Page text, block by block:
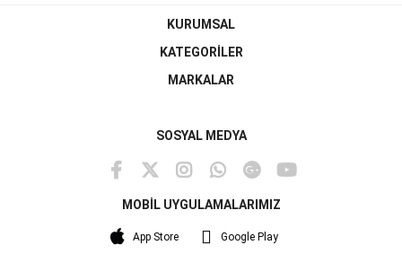
KURUMSAL
KATEGORİLER
MARKALAR
SOSYAL MEDYA
MOBİL UYGULAMALARIMIZ
App Store Google Play